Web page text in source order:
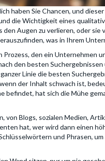
haben Sie Chancen, und
die Wichtigkeit eines
Augen zu verlieren, oder
was in Ihrem
den ein Unternehmen
den besten
Linie die besten
der Inhalt schwach ist,
befindet, hat sich die Mühe
von Blogs, sozialen Medien,
hat, wer wird dann einen
und Phrasen,